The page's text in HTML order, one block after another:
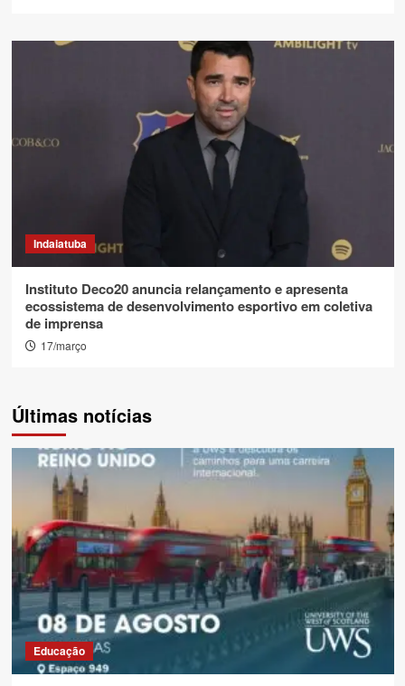
Indaiatuba
Instituto Deco20 anuncia relançamento e apresenta
ecossistema de desenvolvimento esportivo em coletiva
de imprensa
17/março
Últimas notícias
Educação